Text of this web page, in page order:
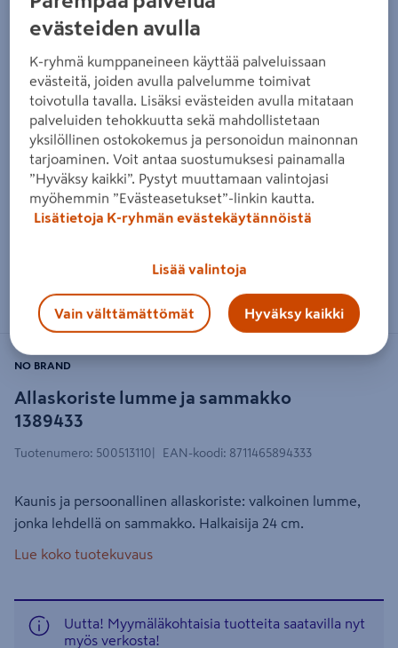
Zoomaa kuvaa sormilla kosketusnäytöllä
Allaskoriste lumme ja sammakko
1389433
NO BRAND
Tuotenumero: 500513110 EAN-koodi: 8711465894333
Kaunis ja persoonallinen allaskoriste: valkoinen lumme,
jonka lehdellä on sammakko. Halkaisija 24 cm.
Lue koko tuotekuvaus
Uutta! Myymäläkohtaisia tuotteita saatavilla nyt
myös verkosta!
evästeiden avulla
K-ryhmä kumppaneineen käyttää palveluissaan
evästeitä, joiden avulla palvelumme toimivat
toivotulla tavalla. Lisäksi evästeiden avulla mitataan
palveluiden tehokkuutta sekä mahdollistetaan
yksilöllinen ostokokemus ja personoidun mainonnan
tarjoaminen. Voit antaa suostumuksesi painamalla
”Hyväksy kaikki”. Pystyt muuttamaan valintojasi
myöhemmin ”Evästeasetukset”-linkin kautta.
Lisätietoja K-ryhmän evästekäytännöistä
Lisää valintoja
Vain välttämättömät Hyväksy kaikki